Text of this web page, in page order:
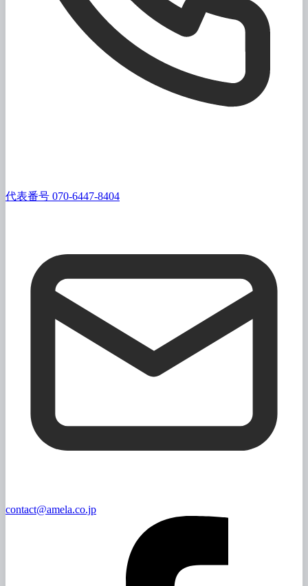
代表番号 070-6447-8404
contact@amela.co.jp